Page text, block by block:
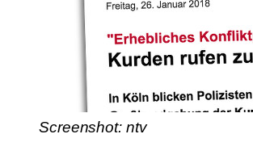
Screenshot: ntv